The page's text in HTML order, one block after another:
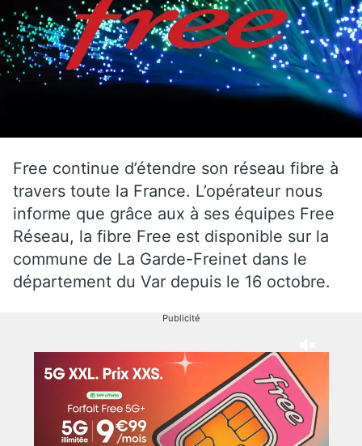
Free continue d’étendre son réseau fibre à
travers toute la France. L’opérateur nous
informe que grâce aux à ses équipes Free
Réseau, la fibre Free est disponible sur la
commune de La Garde-Freinet dans le
département du Var depuis le 16 octobre.
Publicité